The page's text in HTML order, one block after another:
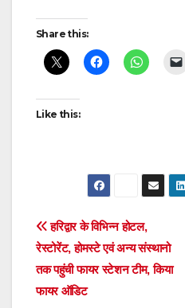
Post
navigation
Share this:
Like this:
Post
navigation
हरिद्वार के विभिन्न होटल,
रेस्टोरेंट, होमस्टे एवं अन्य संस्थानो
तक पहुंची फायर स्टेशन टीम, किया
फायर ऑडिट